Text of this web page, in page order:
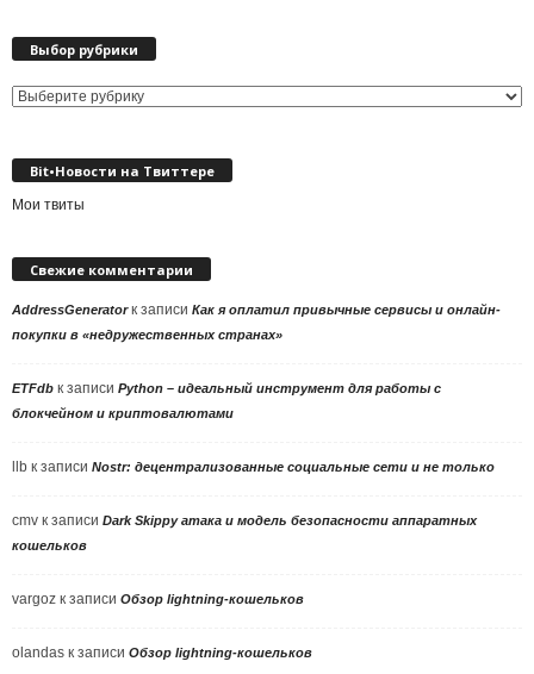
Выбор рубрики
Выбор
Bit•Новости на Твиттере
Мои твиты
Свежие комментарии
AddressGeneratorк записи Как я оплатил привычные сервисы и онлайн-
покупки в «недружественных странах»
ETFdb к записи Python – идеальный инструмент для работы с
блокчейном и криптовалютами
llb к записи Nostr: децентрализованные социальные сети и не только
cmv к записи Dark Skippy атака и модель безопасности аппаратных
кошельков
vargoz к записи Обзор lightning-кошельков
olandas к записи Обзор lightning-кошельков